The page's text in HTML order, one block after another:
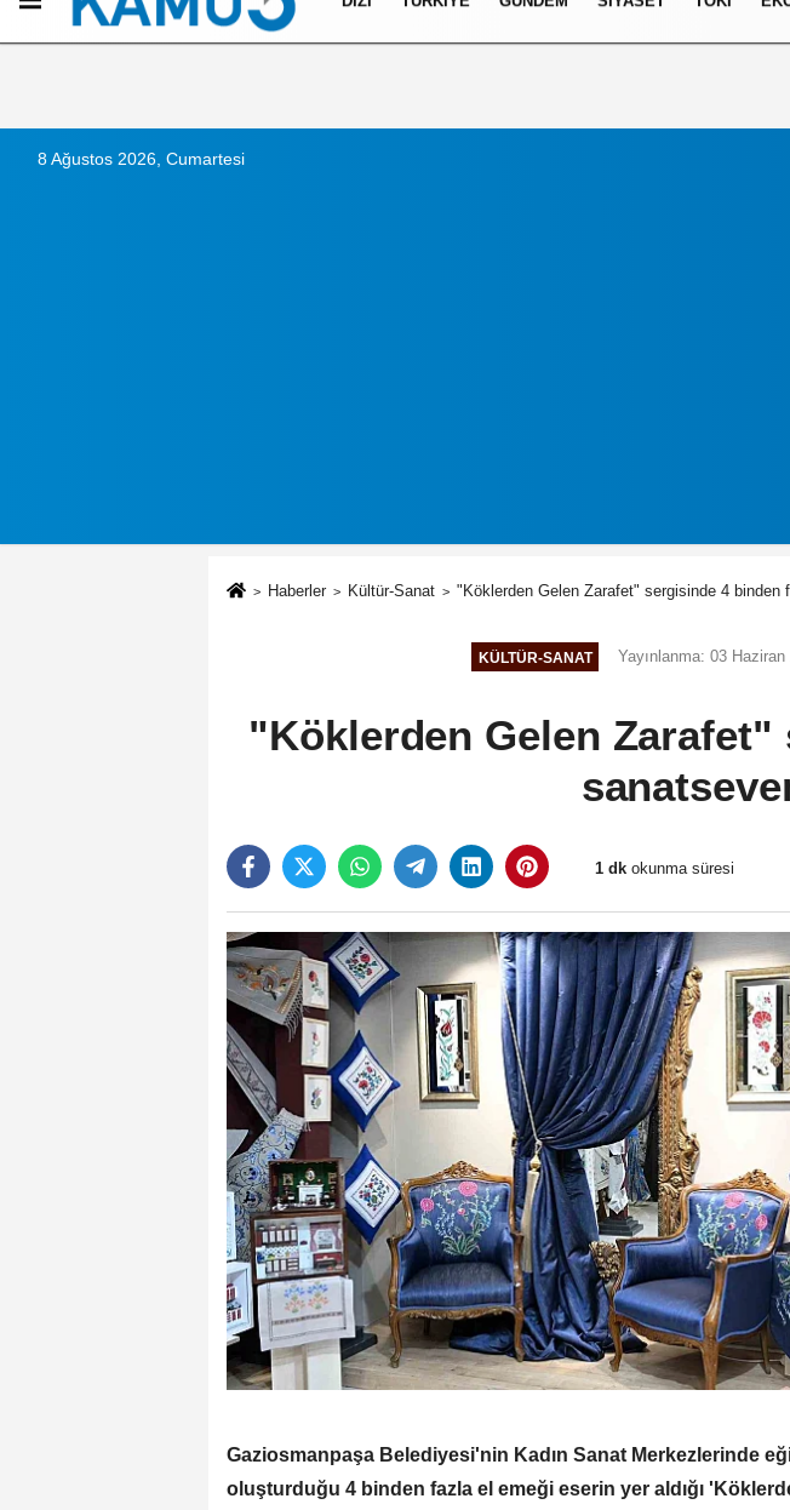
İletişim Çerez Politikası
8 Ağustos 2026, Cumartesi
Haberler Kültür-Sanat "Köklerden Gelen Zarafet" sergisinde 4
KÜLTÜR-SANAT Yayınlanma: 03
"Köklerden Gelen
1 dk okunma süresi
Gaziosmanpaşa Belediyesi'nin Kadın Sanat Merkezlerinde
oluşturduğu 4 binden fazla el emeği eserin yer aldığı